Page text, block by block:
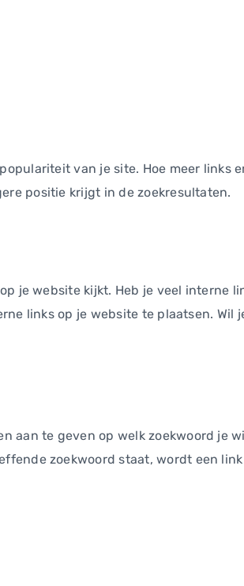
van je site. Hoe meer links
positie krijgt in de zoekresultaten.
je website kijkt. Heb je veel interne
links op je website te plaatsen. Wil
te geven op welk zoekwoord je
zoekwoord staat, wordt een